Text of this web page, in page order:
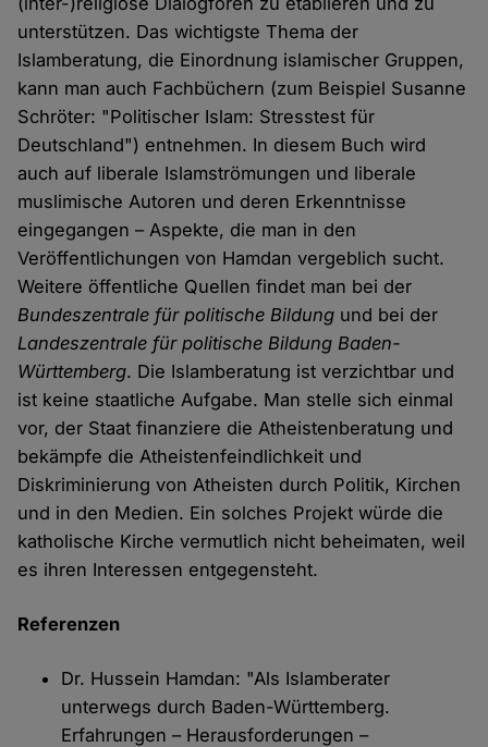
unterstützen. Das wichtigste Thema der
Islamberatung, die Einordnung islamischer Gruppen,
kann man auch Fachbüchern (zum Beispiel Susanne
Schröter: "Politischer Islam: Stresstest für
Deutschland") entnehmen. In diesem Buch wird
auch auf liberale Islamströmungen und liberale
muslimische Autoren und deren Erkenntnisse
eingegangen – Aspekte, die man in den
Veröffentlichungen von Hamdan vergeblich sucht.
Weitere öffentliche Quellen findet man bei der
Bundeszentrale für politische Bildung und bei der
Landeszentrale für politische Bildung Baden-
Württemberg. Die Islamberatung ist verzichtbar und
ist keine staatliche Aufgabe. Man stelle sich einmal
vor, der Staat finanziere die Atheistenberatung und
bekämpfe die Atheistenfeindlichkeit und
Diskriminierung von Atheisten durch Politik, Kirchen
und in den Medien. Ein solches Projekt würde die
katholische Kirche vermutlich nicht beheimaten, weil
es ihren Interessen entgegensteht.
Referenzen
Dr. Hussein Hamdan: "Als Islamberater
unterwegs durch Baden-Württemberg.
Erfahrungen – Herausforderungen –